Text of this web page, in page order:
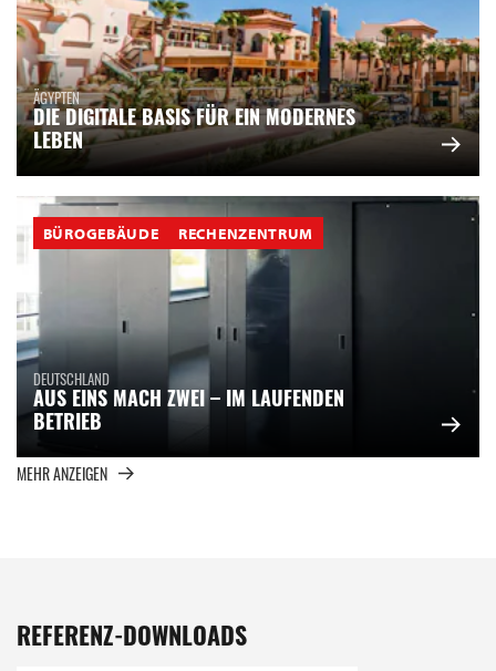
ÄGYPTEN
DIE DIGITALE BASIS FÜR EIN MODERNES
LEBEN
BÜROGEBÄUDE RECHENZENTRUM
DEUTSCHLAND
AUS EINS MACH ZWEI – IM LAUFENDEN
BETRIEB
MEHR ANZEIGEN
REFERENZ-DOWNLOADS